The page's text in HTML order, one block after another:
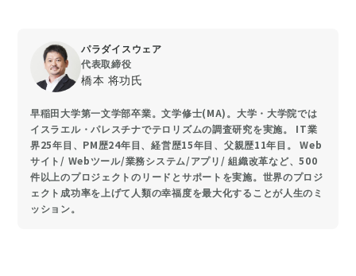
パラダイスウェア
代表取締役
橋本 将功氏
早稲田大学第一文学部卒業。文学修士(MA)。大学・大学院では
イスラエル・パレスチナでテロリズムの調査研究を実施。 IT業
界25年目、PM歴24年目、経営歴15年目、父親歴11年目。 Web
サイト/ Webツール/業務システム/アプリ/ 組織改革など、500
件以上のプロジェクトのリードとサポートを実施。世界のプロジ
ェクト成功率を上げて人類の幸福度を最大化することが人生のミ
ッション。